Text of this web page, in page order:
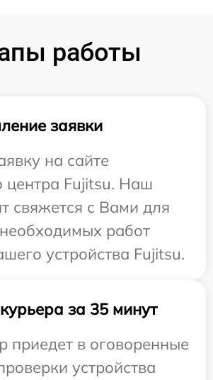
работы
заявки
на сайте
центра Fujitsu. Наш
свяжется с Вами для
работ
устройства Fujitsu.
за 35 минут
приедет в оговоренные
устройства